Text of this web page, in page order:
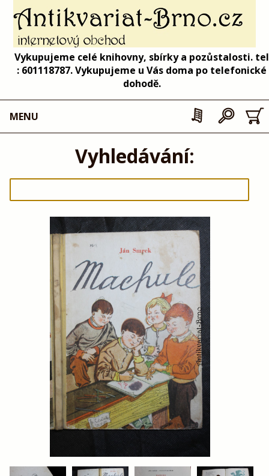
Vykupujeme celé knihovny, sbírky a pozůstalosti. tel
: 601118787. Vykupujeme u Vás doma po telefonické
dohodě.
MENU
Vyhledávání: